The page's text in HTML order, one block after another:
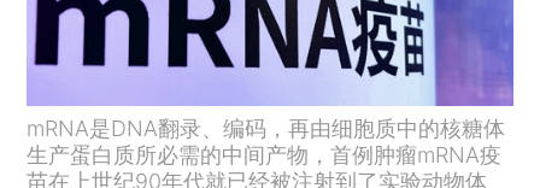
mRNA是DNA翻录、编码，再由细胞质中的核糖体
生产蛋白质所必需的中间产物，首例肿瘤mRNA疫
苗在上世纪90年代就已经被注射到了实验动物体